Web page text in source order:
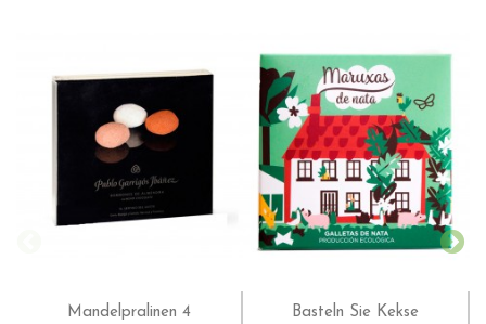
Mandelpralinen 4
Basteln Sie Kekse